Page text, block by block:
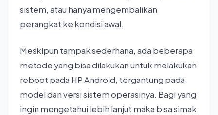
sistem, atau hanya mengembalikan
perangkat ke kondisi awal.
Meskipun tampak sederhana, ada beberapa
metode yang bisa dilakukan untuk melakukan
reboot pada HP Android, tergantung pada
model dan versi sistem operasinya. Bagi yang
ingin mengetahui lebih lanjut maka bisa simak